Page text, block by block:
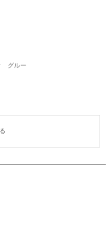
グルー